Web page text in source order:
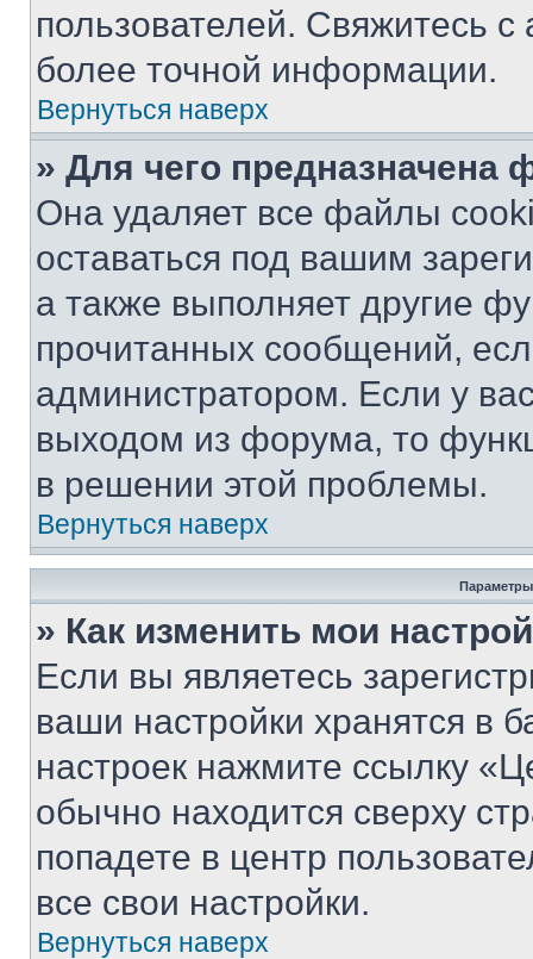
пользователей. Свяжитесь
более точной информации.
Вернуться наверх
» Для чего предназначена
Она удаляет все файлы
оставаться под вашим
а также выполняет другие
прочитанных сообщений,
администратором. Если у
выходом из форума, то
в решении этой проблемы.
Вернуться наверх
Параметры
» Как изменить мои
Если вы являетесь
ваши настройки хранятся в
настроек нажмите ссылку
обычно находится сверху
попадете в центр
все свои настройки.
Вернуться наверх